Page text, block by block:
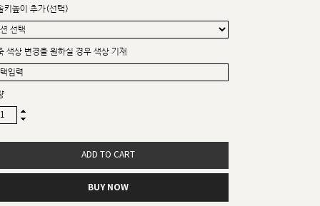
키높이 추가(선택)
색상 변경을 원하실 경우 색상 기재
ADD TO CART
BUY NOW